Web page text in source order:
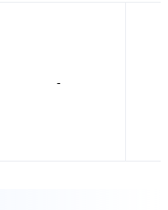
-